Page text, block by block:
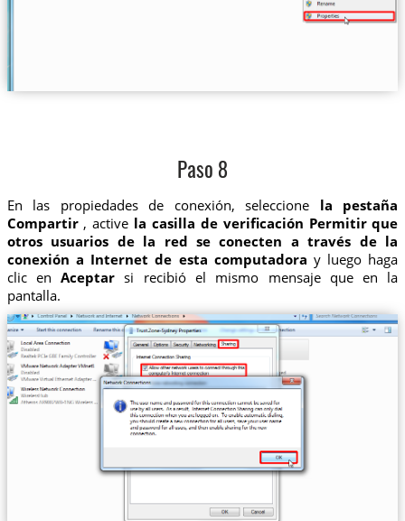
Paso 8
En las propiedades de conexión, seleccione la pestaña
Compartir, active la casilla de verificación Permitir que
otros usuarios de la red se conecten a través de la
conexión a Internet de esta computadora y luego haga
clic enAceptar si recibió el mismo mensaje que en la
pantalla.